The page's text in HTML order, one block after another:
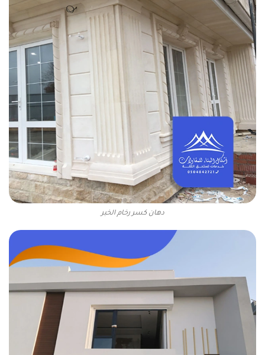
دهان كسر رخام الخبر